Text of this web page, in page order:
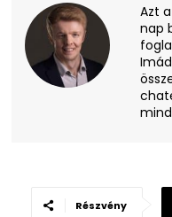
Azt
nap
Részvény